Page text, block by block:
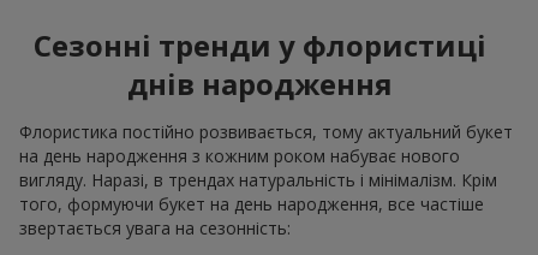
Сезонні тренди у флористиці
днів народження
Флористика постійно розвивається, тому актуальний букет
на день народження з кожним роком набуває нового
вигляду. Наразі, в трендах натуральність і мінімалізм. Крім
того, формуючи букет на день народження, все частіше
звертається увага на сезонність: